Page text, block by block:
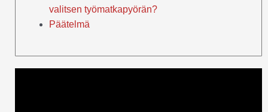
valitsen työmatkapyörän?
Päätelmä